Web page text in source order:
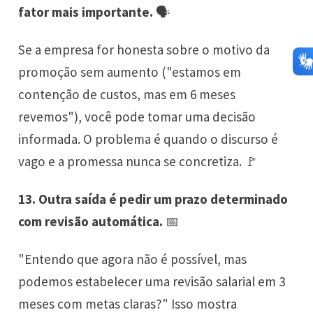
fator mais importante. 🗣️
Se a empresa for honesta sobre o motivo da
promoção sem aumento ("estamos em
contenção de custos, mas em 6 meses
revemos"), você pode tomar uma decisão
informada. O problema é quando o discurso é
vago e a promessa nunca se concretiza. 🚩
13. Outra saída é pedir um prazo determinado
com revisão automática. 📅
"Entendo que agora não é possível, mas
podemos estabelecer uma revisão salarial em 3
meses com metas claras?" Isso mostra